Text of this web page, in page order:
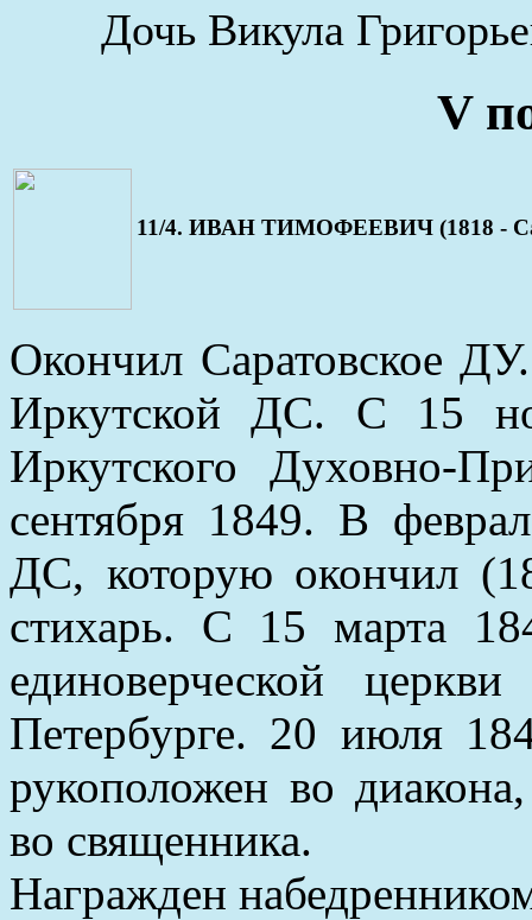
Дочь Викула
V
11/4. ИВАН ТИМОФЕЕВИЧ (1818 -
Окончил Саратовское
Иркутской ДС. С 15
Иркутского Духовно-
сентября 1849. В
ДС, которую окончил
стихарь. С 15 марта
единоверческой
Петербурге. 20 июля
рукоположен во
во священника.
Награжден